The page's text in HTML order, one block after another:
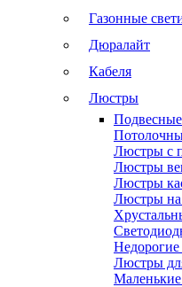
Газонные
Дюралайт
Кабеля
Люстры
Люстры с
Люстры
Люстры
Люстры на
Люстры